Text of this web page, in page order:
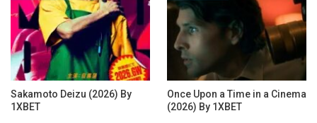
Sakamoto Deizu (2026) By
1XBET
Once Upon a Time in a Cinema
(2026) By 1XBET